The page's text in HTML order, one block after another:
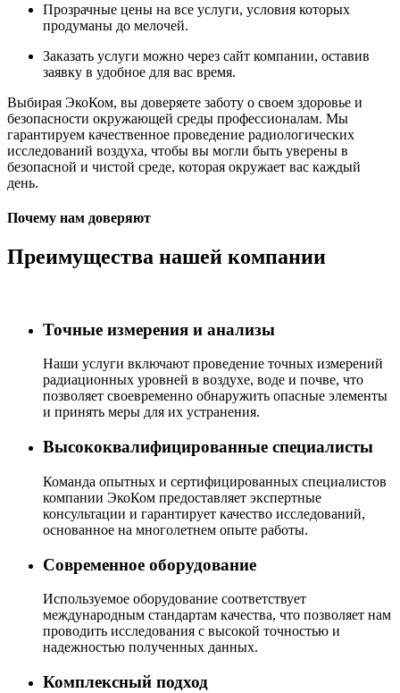
Прозрачные цены на все услуги, условия которых
продуманы до мелочей.
Заказать услуги можно через сайт компании, оставив
заявку в удобное для вас время.
Выбирая ЭкоКом, вы доверяете заботу о своем здоровье и
безопасности окружающей среды профессионалам. Мы
гарантируем качественное проведение радиологических
исследований воздуха, чтобы вы могли быть уверены в
безопасной и чистой среде, которая окружает вас каждый
день.
Почему нам доверяют
Преимущества нашей компании
Точные измерения и анализы
Наши услуги включают проведение точных измерений
радиационных уровней в воздухе, воде и почве, что
позволяет своевременно обнаружить опасные элементы
и принять меры для их устранения.
Высококвалифицированные специалисты
Команда опытных и сертифицированных специалистов
компании ЭкоКом предоставляет экспертные
консультации и гарантирует качество исследований,
основанное на многолетнем опыте работы.
Современное оборудование
Используемое оборудование соответствует
международным стандартам качества, что позволяет нам
проводить исследования с высокой точностью и
надежностью полученных данных.
Комплексный подход